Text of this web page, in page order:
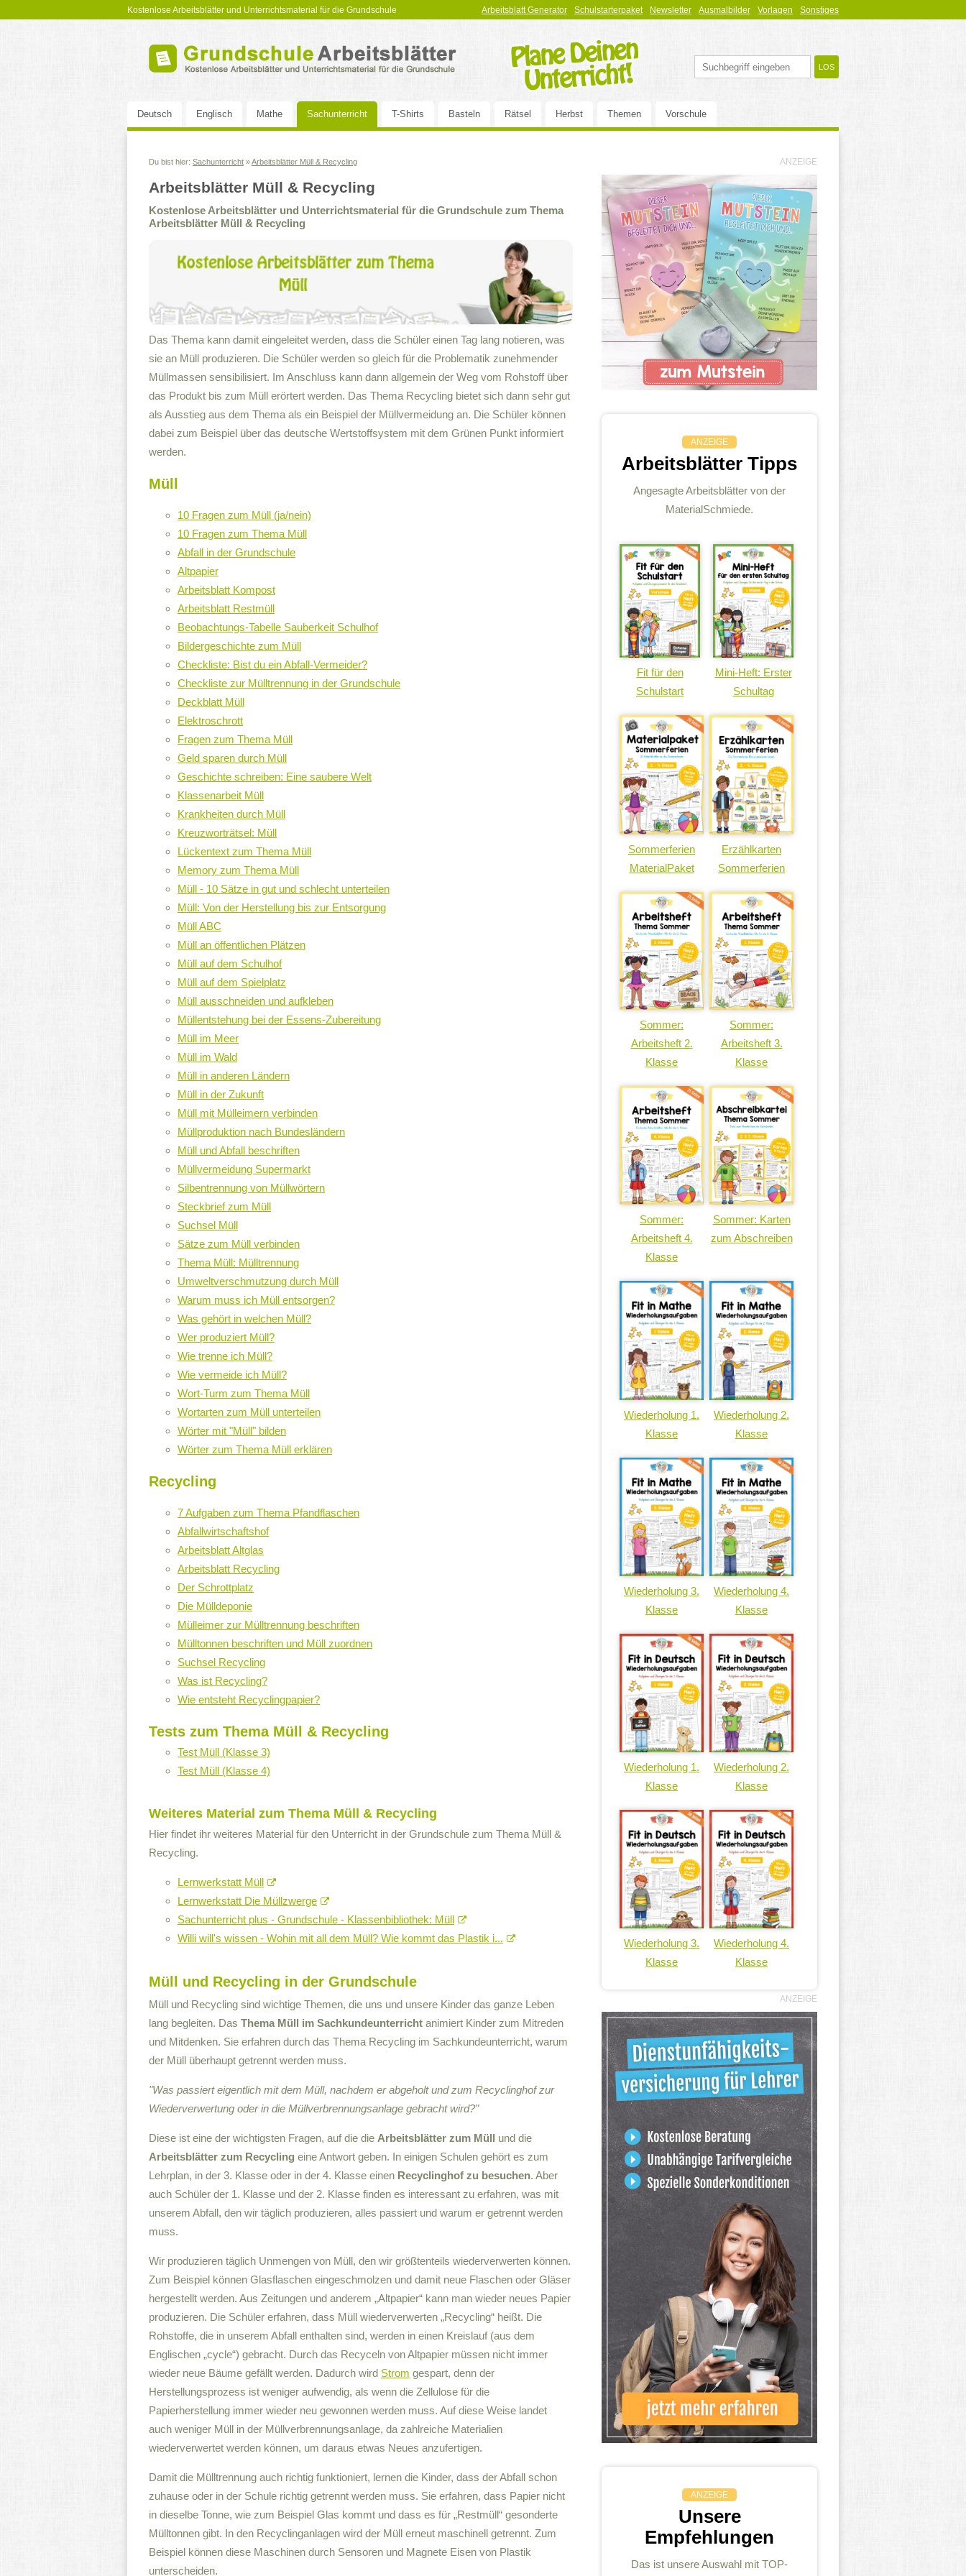
Kostenlose Arbeitsblätter und Unterrichtsmaterial für die Grundschule Sonstiges
Vorlagen
Ausmalbilder
Newsletter
Schulstarterpaket
Arbeitsblatt Generator
Deutsch Englisch Mathe Sachunterricht T-Shirts Basteln Rätsel Herbst Themen Vorschule
Du bist hier: Sachunterricht »Arbeitsblätter Müll & Recycling
Arbeitsblätter Müll & Recycling
Kostenlose Arbeitsblätter und Unterrichtsmaterial für die Grundschule zum Thema
Arbeitsblätter Müll & Recycling
Das Thema kann damit eingeleitet werden, dass die Schüler einen Tag lang notieren, was
sie an Müll produzieren. Die Schüler werden so gleich für die Problematik zunehmender
Müllmassen sensibilisiert. Im Anschluss kann dann allgemein der Weg vom Rohstoff über
das Produkt bis zum Müll erörtert werden. Das Thema Recycling bietet sich dann sehr gut
als Ausstieg aus dem Thema als ein Beispiel der Müllvermeidung an. Die Schüler können
dabei zum Beispiel über das deutsche Wertstoffsystem mit dem Grünen Punkt informiert
werden.
Müll
10 Fragen zum Müll (ja/nein)
10 Fragen zum Thema Müll
Abfall in der Grundschule
Altpapier
Arbeitsblatt Kompost
Arbeitsblatt Restmüll
Beobachtungs-Tabelle Sauberkeit Schulhof
Bildergeschichte zum Müll
Checkliste: Bist du ein Abfall-Vermeider?
Checkliste zur Mülltrennung in der Grundschule
Deckblatt Müll
Elektroschrott
Fragen zum Thema Müll
Geld sparen durch Müll
Geschichte schreiben: Eine saubere Welt
Klassenarbeit Müll
Krankheiten durch Müll
Kreuzworträtsel: Müll
Lückentext zum Thema Müll
Memory zum Thema Müll
Müll - 10 Sätze in gut und schlecht unterteilen
Müll: Von der Herstellung bis zur Entsorgung
Müll ABC
Müll an öffentlichen Plätzen
Müll auf dem Schulhof
Müll auf dem Spielplatz
Müll ausschneiden und aufkleben
Müllentstehung bei der Essens-Zubereitung
Müll im Meer
Müll im Wald
Müll in anderen Ländern
Müll in der Zukunft
Müll mit Mülleimern verbinden
Müllproduktion nach Bundesländern
Müll und Abfall beschriften
Müllvermeidung Supermarkt
Silbentrennung von Müllwörtern
Steckbrief zum Müll
Suchsel Müll
Sätze zum Müll verbinden
Thema Müll: Mülltrennung
Umweltverschmutzung durch Müll
Warum muss ich Müll entsorgen?
Was gehört in welchen Müll?
Wer produziert Müll?
Wie trenne ich Müll?
Wie vermeide ich Müll?
Wort-Turm zum Thema Müll
Wortarten zum Müll unterteilen
Wörter mit "Müll" bilden
Wörter zum Thema Müll erklären
Recycling
7 Aufgaben zum Thema Pfandflaschen
Abfallwirtschaftshof
Arbeitsblatt Altglas
Arbeitsblatt Recycling
Der Schrottplatz
Die Mülldeponie
Mülleimer zur Mülltrennung beschriften
Mülltonnen beschriften und Müll zuordnen
Suchsel Recycling
Was ist Recycling?
Wie entsteht Recyclingpapier?
Tests zum Thema Müll & Recycling
Test Müll (Klasse 3)
Test Müll (Klasse 4)
Weiteres Material zum Thema Müll & Recycling
Hier findet ihr weiteres Material für den Unterricht in der Grundschule zum Thema Müll &
Recycling.
Lernwerkstatt Müll
Lernwerkstatt Die Müllzwerge
Sachunterricht plus - Grundschule - Klassenbibliothek: Müll
Willi will's wissen - Wohin mit all dem Müll? Wie kommt das Plastik i...
Müll und Recycling in der Grundschule
Müll und Recycling sind wichtige Themen, die uns und unsere Kinder das ganze Leben
lang begleiten. Das Thema Müll im Sachkundeunterricht animiert Kinder zum Mitreden
und Mitdenken. Sie erfahren durch das Thema Recycling im Sachkundeunterricht, warum
der Müll überhaupt getrennt werden muss.
"Was passiert eigentlich mit dem Müll, nachdem er abgeholt und zum Recyclinghof zur
Wiederverwertung oder in die Müllverbrennungsanlage gebracht wird?"
Diese ist eine der wichtigsten Fragen, auf die die Arbeitsblätter zum Müll und die
Arbeitsblätter zum Recycling eine Antwort geben. In einigen Schulen gehört es zum
Lehrplan, in der 3. Klasse oder in der 4. Klasse einen Recyclinghof zu besuchen. Aber
auch Schüler der 1. Klasse und der 2. Klasse finden es interessant zu erfahren, was mit
unserem Abfall, den wir täglich produzieren, alles passiert und warum er getrennt werden
muss.
Wir produzieren täglich Unmengen von Müll, den wir größtenteils wiederverwerten können.
Zum Beispiel können Glasflaschen eingeschmolzen und damit neue Flaschen oder Gläser
hergestellt werden. Aus Zeitungen und anderem „Altpapier“ kann man wieder neues Papier
produzieren. Die Schüler erfahren, dass Müll wiederverwerten „Recycling“ heißt. Die
Rohstoffe, die in unserem Abfall enthalten sind, werden in einen Kreislauf (aus dem
Englischen „cycle“) gebracht. Durch das Recyceln von Altpapier müssen nicht immer
wieder neue Bäume gefällt werden. Dadurch wird Strom gespart, denn der
Herstellungsprozess ist weniger aufwendig, als wenn die Zellulose für die
Papierherstellung immer wieder neu gewonnen werden muss. Auf diese Weise landet
auch weniger Müll in der Müllverbrennungsanlage, da zahlreiche Materialien
wiederverwertet werden können, um daraus etwas Neues anzufertigen.
Damit die Mülltrennung auch richtig funktioniert, lernen die Kinder, dass der Abfall schon
zuhause oder in der Schule richtig getrennt werden muss. Sie erfahren, dass Papier nicht
in dieselbe Tonne, wie zum Beispiel Glas kommt und dass es für „Restmüll“ gesonderte
Mülltonnen gibt. In den Recyclinganlagen wird der Müll erneut maschinell getrennt. Zum
Beispiel können diese Maschinen durch Sensoren und Magnete Eisen von Plastik
unterscheiden.
ANZEIGE
ANZEIGE
Arbeitsblätter Tipps
Angesagte Arbeitsblätter von der
MaterialSchmiede.
Fit für den
Schulstart
Mini-Heft: Erster
Schultag
Sommerferien
MaterialPaket
Erzählkarten
Sommerferien
Sommer:
Arbeitsheft 2.
Klasse
Sommer:
Arbeitsheft 3.
Klasse
Sommer:
Arbeitsheft 4.
Klasse
Sommer: Karten
zum Abschreiben
Wiederholung 1.
Klasse
Wiederholung 2.
Klasse
Wiederholung 3.
Klasse
Wiederholung 4.
Klasse
Wiederholung 1.
Klasse
Wiederholung 2.
Klasse
Wiederholung 3.
Klasse
Wiederholung 4.
Klasse
ANZEIGE
ANZEIGE
Unsere
Empfehlungen
Das ist unsere Auswahl mit TOP-